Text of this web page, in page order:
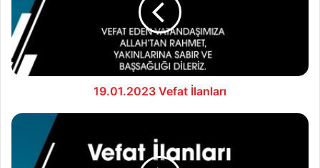
19.01.2023 Vefat İlanları
20.01.2023